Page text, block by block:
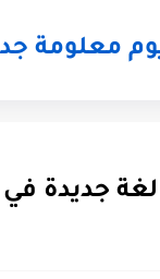
معلومة
لغة جديدة